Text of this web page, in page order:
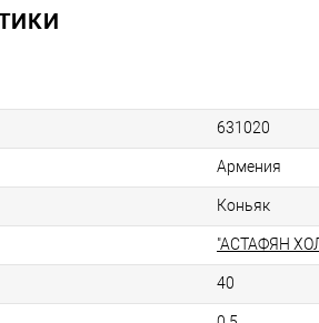
631020
Армения
Коньяк
"АСТАФЯН
40